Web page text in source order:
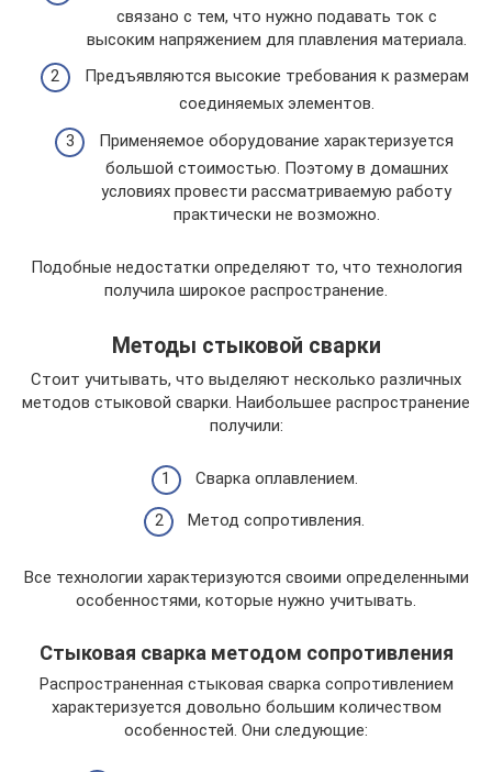
связано с тем, что нужно подавать ток с
высоким напряжением для плавления материала.
Предъявляются высокие требования к размерам
соединяемых элементов.
Применяемое оборудование характеризуется
большой стоимостью. Поэтому в домашних
условиях провести рассматриваемую работу
практически не возможно.
Подобные недостатки определяют то, что технология
получила широкое распространение.
Методы стыковой сварки
Стоит учитывать, что выделяют несколько различных
методов стыковой сварки. Наибольшее распространение
получили:
Сварка оплавлением.
Метод сопротивления.
Все технологии характеризуются своими определенными
особенностями, которые нужно учитывать.
Стыковая сварка методом сопротивления
Распространенная стыковая сварка сопротивлением
характеризуется довольно большим количеством
особенностей. Они следующие: